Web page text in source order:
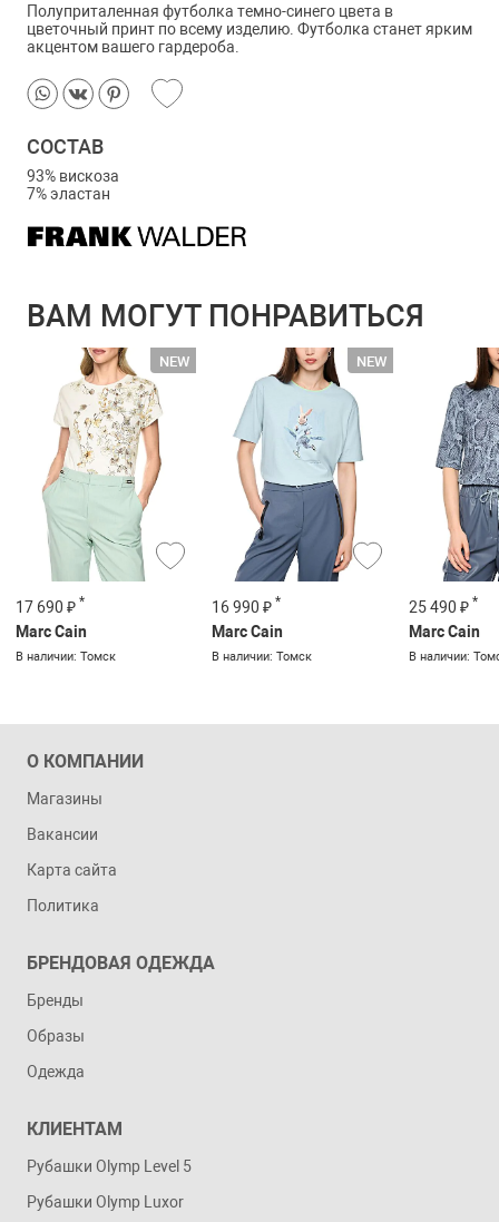
Полуприталенная футболка темно-синего цвета в
цветочный принт по всему изделию. Футболка станет ярким
акцентом вашего гардероба.
СОСТАВ
93% вискоза
7% эластан
ВАМ МОГУТ ПОНРАВИТЬСЯ
17 690 ₽ *
Marc Cain
В наличии: Томск
16 990 ₽ *
Marc Cain
В наличии: Томск
25 490 ₽ *
Marc Cain
В наличии:
О КОМПАНИИ
Магазины
Вакансии
Карта сайта
Политика
БРЕНДОВАЯ ОДЕЖДА
Бренды
Образы
Одежда
КЛИЕНТАМ
Рубашки Olymp Level 5
Рубашки Olymp Luxor